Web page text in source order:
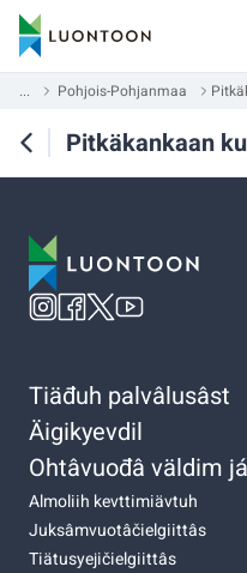
... Pohjois-Pohjanmaa
Pitkäkankaan
Tiäđuh palvâlusâst
Äigikyevdil
Ohtâvuođâ väldim
Almoliih kevttimiävtuh
Juksâmvuotâčielgiittâs
Tiätusyejičielgiittâs